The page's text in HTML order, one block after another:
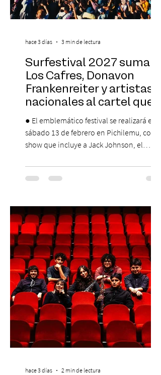
Surfestival 2027 suma a
Los Cafres, Donavon
Frankenreiter y artistas
nacionales al cartel que
encabeza Jack Johnson
● El emblemático festival se realizará el
sábado 13 de febrero en Pichilemu, con un
show que incluye a Jack Johnson, el
El lunes 10 de agosto comienza la
Preventa Exclusiva Santander con 30%
stock). Posterior a esta preventa exclusiva
se da inicio a la segunda etapa con una
preventa con 20% descuento para los
clientes del mismo banco y 20% para las
personas que se pre inscribieron y el miérc
hace 3 días 3 min de lectura
hace 3 días 2 min de lectura